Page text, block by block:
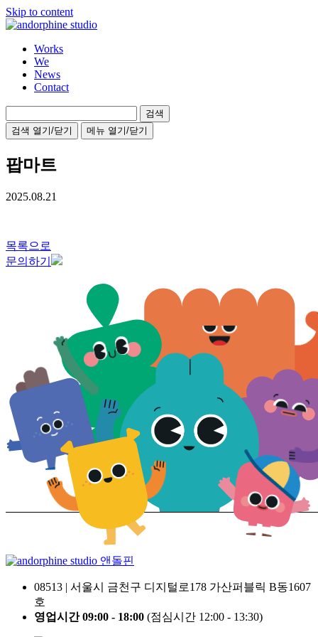
Skip to content
Works
We
News
Contact
색:검색 열기/닫기 메뉴 열기/닫기
팝마트
2025.08.21
목록으로
문의하기
앤돌핀
08513 | 서울시 금천구 디지털로178 가산퍼블릭 B동1607
호
영업시간 09:00 - 18:00 (점심시간 12:00 - 13:30)